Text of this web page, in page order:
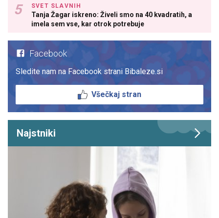
SVET SLAVNIH
Tanja Žagar iskreno: Živeli smo na 40 kvadratih, a
imela sem vse, kar otrok potrebuje
Facebook
Sledite nam na Facebook strani Bibaleze.si
Všečkaj stran
Najstniki